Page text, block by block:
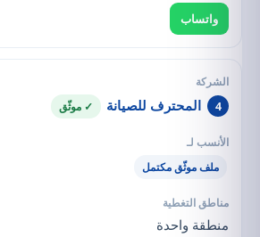
واتساب
4 المحترف للصيانة ✓ موثّق
ملف موثّق مكتمل
منطقة واحدة